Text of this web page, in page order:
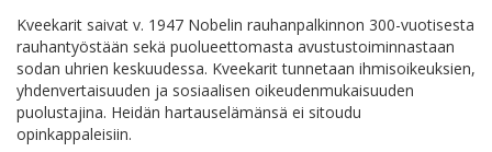
Kveekarit saivat v. 1947 Nobelin rauhanpalkinnon 300-vuotisesta
rauhantyöstään sekä puolueettomasta avustustoiminnastaan
sodan uhrien keskuudessa. Kveekarit tunnetaan ihmisoikeuksien,
yhdenvertaisuuden ja sosiaalisen oikeudenmukaisuuden
puolustajina. Heidän hartauselämänsä ei sitoudu
opinkappaleisiin.